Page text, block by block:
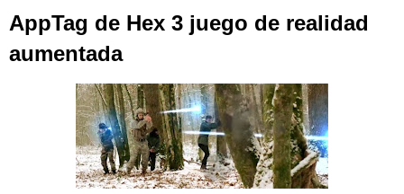
AppTag de Hex 3 juego de realidad
aumentada